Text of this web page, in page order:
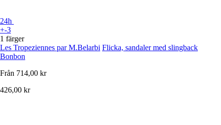
24h
+-3
1 färger
Les Tropeziennes par M.Belarbi Flicka, sandaler med slingback
Bonbon
Från 714,00 kr
426,00 kr